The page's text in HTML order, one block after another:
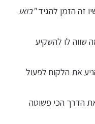
זה הזמן להגיד"בואו
שווה לו להשקיע
את הלקוח לפעול
הדרך הכי פשוטה